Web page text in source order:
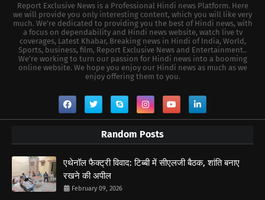
Report Exclusive News is a Professional Hindi news Platform. Here
we will provide you only interesting content, which you will like very
much. We're dedicated to providing you the best of Hindi news, with
a focus on dependability and Hindi news website, watch live tv
coverages, Latest Khabar, Breaking news in Hindi of India, World,
Sports, business, film, Report Exclusive News and Entertainment..
We're working to turn our passion for Hindi news into a booming
online website. We hope you enjoy our Hindi news as much as we
enjoy offering them to you.
Random Posts
एथेनॉल फैक्ट्री विवाद: टिब्बी में सीएलजी बैठक, शांति बनाए
रखने की अपील
February 09, 2026